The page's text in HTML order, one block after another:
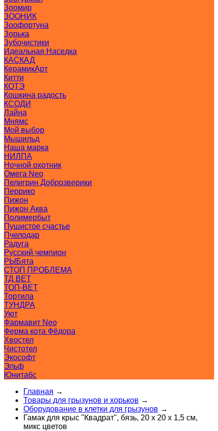
Зоомир
ЗООНИК
Зоофортуна
Зорька
Зубочистики
Идеальная Наседка
КАСКАД
КерамикАрт
Китти
КОТЭ
Кошкина радость
КСОДИ
Лайна
Мнямс
Мой выбор
Мышильд
Наша марка
НИЛПА
Ночной охотник
Омега Neo
Пелигрин Доброзверики
Перрико
Пижон
Пижон Аква
Полимербыт
Пушистое счастье
Пчелодар
Радуга
Русский чемпион
РЫБята
СТОП ПРОБЛЕМА
ТД ВЕТ
ТОП-ВЕТ
Тортила
ТУНДРА
Уют
Фармавит Neo
Ферма кота Фёдора
Хвостел
Чистотел
Экософт
Эльф
Юнитабс
Главная →
Товары для грызунов и хорьков →
Оборудование в клетки для грызунов →
Гамак для крыс "Квадрат", бязь, 20 х 20 х 1,5 см,
микс цветов